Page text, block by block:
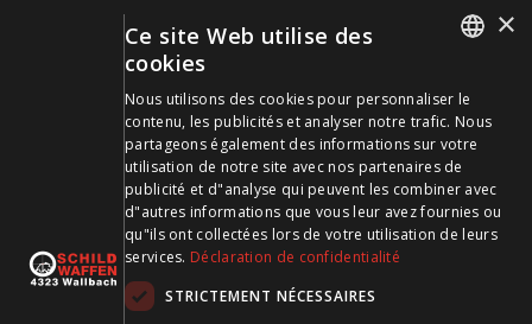
Mode de paiement
Visitez-nous sur les médias sociaux et restez à jour !
FRENCH
×
Ce site Web utilise des
cookies
Nous utilisons des cookies pour personnaliser le
contenu, les publicités et analyser notre trafic. Nous
partageons également des informations sur votre
utilisation de notre site avec nos partenaires de
publicité et d"analyse qui peuvent les combiner avec
d"autres informations que vous leur avez fournies ou
qu"ils ont collectées lors de votre utilisation de leurs
services. Déclaration de confidentialité
STRICTEMENT NÉCESSAIRES